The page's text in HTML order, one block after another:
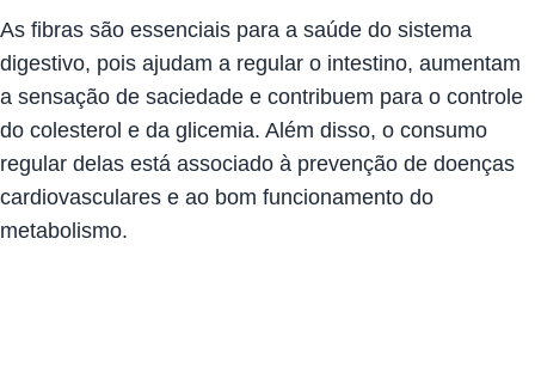
As fibras são essenciais para a saúde do sistema
digestivo, pois ajudam a regular o intestino, aumentam
a sensação de saciedade e contribuem para o controle
do colesterol e da glicemia. Além disso, o consumo
regular delas está associado à prevenção de doenças
cardiovasculares e ao bom funcionamento do
metabolismo.